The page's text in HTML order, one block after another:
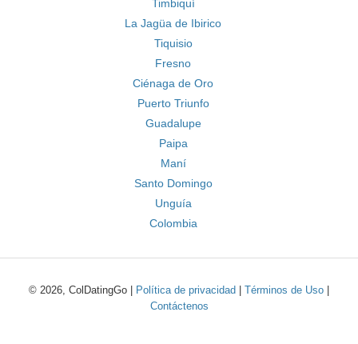
Timbiquí
La Jagüa de Ibirico
Tiquisio
Fresno
Ciénaga de Oro
Puerto Triunfo
Guadalupe
Paipa
Maní
Santo Domingo
Unguía
Colombia
© 2026, ColDatingGo | Política de privacidad Términos de Uso
Contáctenos